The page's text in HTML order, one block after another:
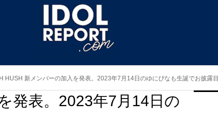
HUSH 新メンバーの加入を発表。2023年7月14日のゆにぴなも生誕でお披露目
発表。2023年7月14日の